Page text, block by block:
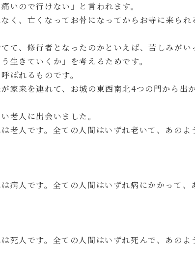
いので行けない」と言われます。
く、亡くなってお骨になってからお寺に来られ
て、修行者となったのかといえば、苦しみがい
生きていくか」を考えるためです。
ばれるものです。
家来を連れて、お城の東西南北4つの門から出
老人に出会いました。
老人です。全ての人間はいずれ老いて、あのよ
病人です。全ての人間はいずれ病にかかって、
死人です。全ての人間はいずれ死んで、あのよ